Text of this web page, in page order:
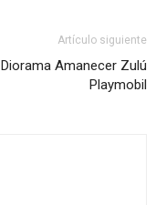
Artículo siguiente
Diorama Amanecer Zulú
Playmobil